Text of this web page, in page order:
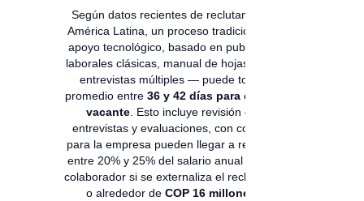
Según datos recientes de reclutamiento en
América Latina, un proceso tradicional — sin
apoyo tecnológico, basado en publicaciones
laborales clásicas, manual de hojas de vida y
entrevistas múltiples — puede tomar en
promedio entre 36 y 42 días para cerrar una
vacante. Esto incluye revisión de CV,
entrevistas y evaluaciones, con costos que
para la empresa pueden llegar a representar
entre 20% y 25% del salario anual del nuevo
colaborador si se externaliza el reclutamiento,
o alrededor de COP 16 millones por